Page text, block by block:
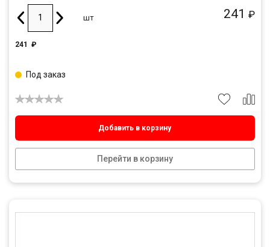
241 ₽
шт
241 ₽
Добавить в корзину
Перейти в корзину
Под заказ